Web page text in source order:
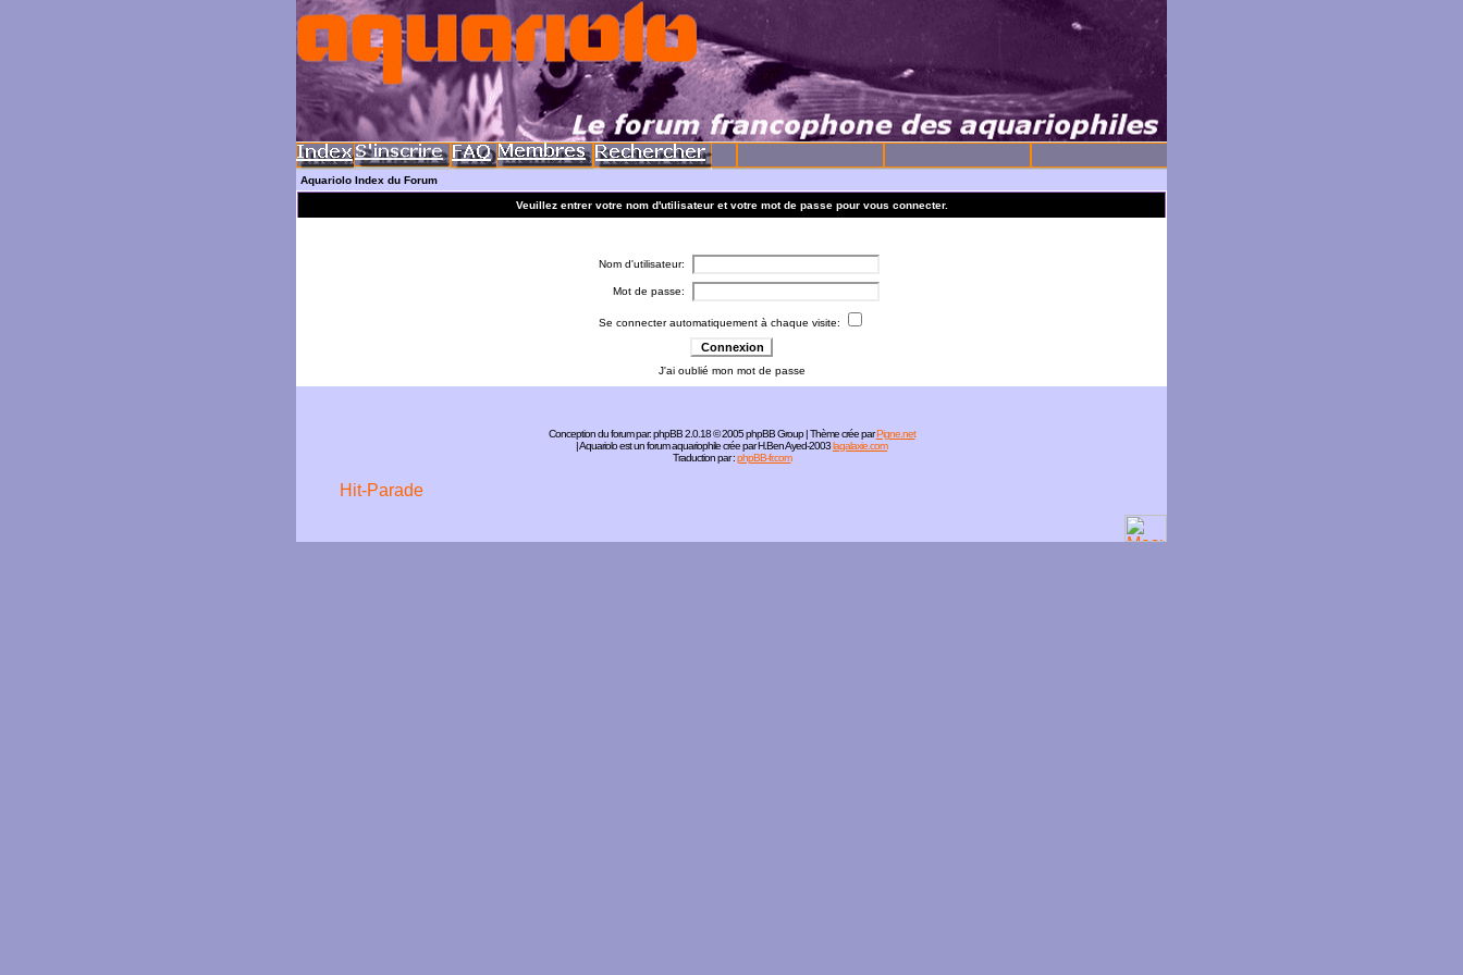
Aquariolo Index du Forum
Veuillez entrer votre nom d'utilisateur et votre mot de passe pour vous connecter.
Nom d'utilisateur:
Mot de passe:
Se connecter automatiquement à chaque visite:
J'ai oublié mon mot de passe
Conception du forum par:phpBB2.0.18 © 2005 phpBB Group | Thème crée parPigne.net
| Aquariolo est un forum aquariophile crée par H.Ben Ayed-2003lagalaxie.com
Traduction par :phpBB-fr.com